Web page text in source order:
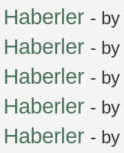
- by
- by
- by
- by
- by